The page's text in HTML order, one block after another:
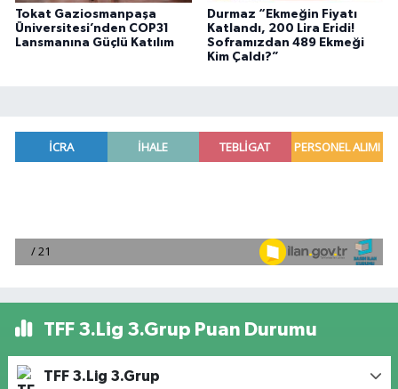
Tokat Gaziosmanpaşa
Üniversitesi’nden COP31
Lansmanına Güçlü Katılım
Durmaz “Ekmeğin Fiyatı
Katlandı, 200 Lira Eridi!
Soframızdan 489 Ekmeği
Kim Çaldı?”
TFF 3.Lig 3.Grup Puan Durumu
TFF 3.Lig 3.Grup